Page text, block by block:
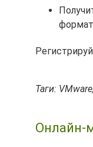
Таги:
Онлайн-